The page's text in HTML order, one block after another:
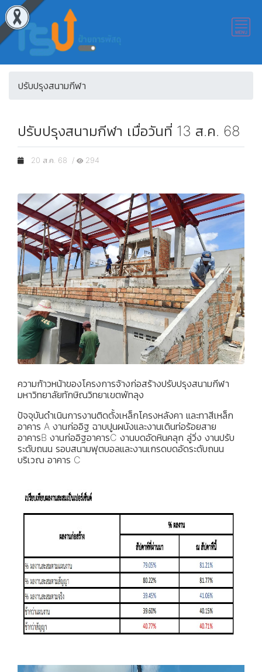
ปรับปรุงสนามกีฬา
ปรับปรุงสนามกีฬา เมื่อวันที่ 13 ส.ค. 68
20 ส.ค. 68 / 294
ความก้าวหน้าของโครงการจ้างก่อสร้างปรับปรุงสนามกีฬา
มหาวิทยาลัยทักษิณวิทยาเขตพัทลุง
ปัจจุบันดำเนินการงานติดตั้งเหล็กโครงหลังคา และทาสีเหล็ก
อาคาร A งานก่ออิฐ ฉาบปูนผนังและงานเดินท่อร้อยสาย
อาคารB งานก่ออิฐอาคารC งานบดอัดหินคลุก ลู่วิ่ง งานปรับ
ระดับถนน รอบสนามฟุตบอลและงานเกรดบดอัดระดับถนน
บริเวณ อาคาร C